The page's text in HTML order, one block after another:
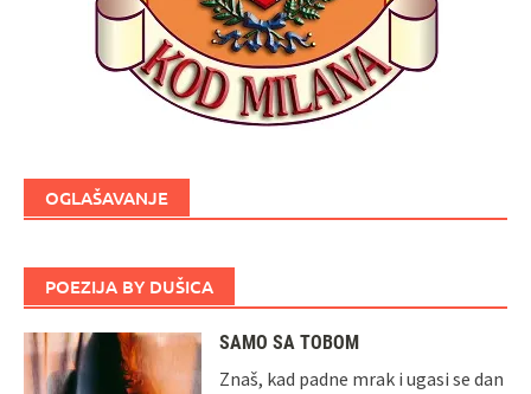
OGLAŠAVANJE
POEZIJA BY DUŠICA
SAMO SA TOBOM
Znaš, kad padne mrak i ugasi se dan